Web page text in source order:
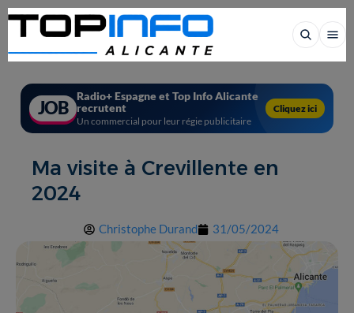
JOB
Radio+ Espagne et Top Info Alicante
recrutent
Un commercial pour leur régie publicitaire
Cliquez ici
Ma visite à Crevillente en
2024
Christophe Durand 31/05/2024